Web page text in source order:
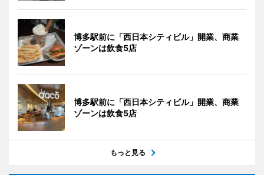
博多駅前に「西日本シティビル」開業、商業
ゾーンは飲食5店
博多駅前に「西日本シティビル」開業、商業
ゾーンは飲食5店
もっと見る